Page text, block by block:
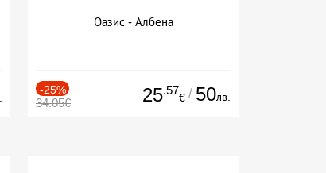
Оазис - Албена
-25%
34.05€ 25.57
€ / 50лв.